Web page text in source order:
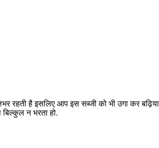
रहती है इसलिए आप इस सब्जी को भी उगा कर
न भरता हो.